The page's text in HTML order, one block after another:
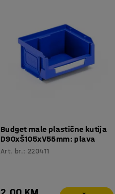
Budget male plastične kutija
D90xŠ105xV55mm: plava
Art. br.: 220411